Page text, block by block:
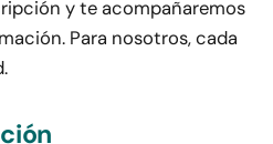
y te acompañaremos
Para nosotros, cada